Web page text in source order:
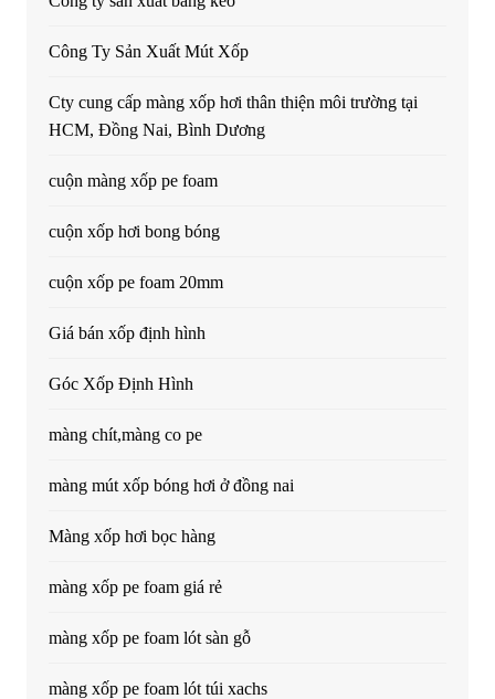
Công Ty Sản Xuất Mút Xốp
Cty cung cấp màng xốp hơi thân thiện môi trường tại
HCM, Đồng Nai, Bình Dương
cuộn màng xốp pe foam
cuộn xốp hơi bong bóng
cuộn xốp pe foam 20mm
Giá bán xốp định hình
Góc Xốp Định Hình
màng chít,màng co pe
màng mút xốp bóng hơi ở đồng nai
Màng xốp hơi bọc hàng
màng xốp pe foam giá rẻ
màng xốp pe foam lót sàn gỗ
màng xốp pe foam lót túi xachs